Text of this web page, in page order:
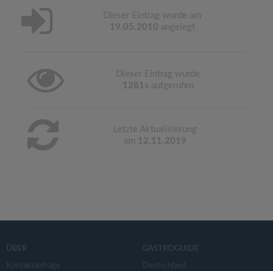
Dieser Eintrag wurde am
19.05.2010 angelegt
Dieser Eintrag wurde
1281 x aufgerufen
Letzte Aktualisierung
am 12.11.2019
ÜBER
Kontaktanfrage
GASTROGUIDE
Deutschland